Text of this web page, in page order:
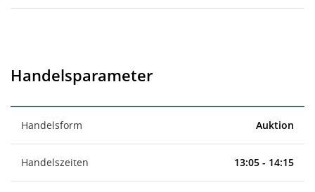
Handelsparameter
Handelsform Auktion
Handelszeiten 13:05 - 14:15